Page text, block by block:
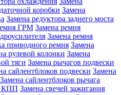
коробки Замена
Замена редуктора заднего моста
ГРМ Замена ремня
Замена ремня
приводного ремня Замена
рулевой колонки Замена
тяги Замена рычагов подвески
сайлентблоков подвески Замена
Замена сайлентблоков рычага
КПП Замена свечей зажигания